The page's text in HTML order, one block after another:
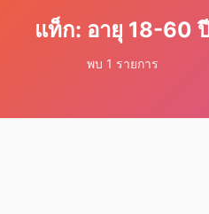
แท็ก: อายุ 18-60 ปี
พบ 1 รายการ